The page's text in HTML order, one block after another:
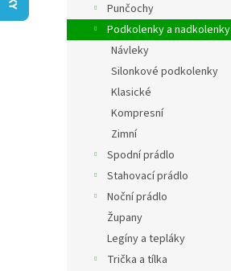
n
e
Punčochy
Podkolenky a nadkolenky
Návleky
Silonkové podkolenky
Klasické
Kompresní
Zimní
Spodní prádlo
Stahovací prádlo
Noční prádlo
Župany
Legíny a tepláky
Trička a tílka